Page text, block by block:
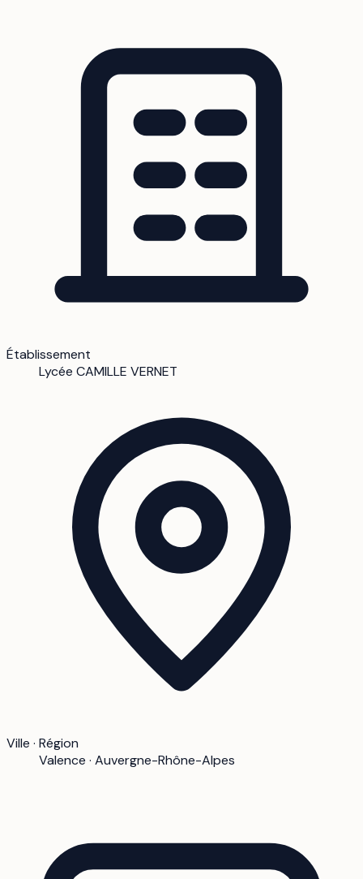
Établissement
Lycée CAMILLE VERNET
Ville · Région
Valence · Auvergne-Rhône-Alpes